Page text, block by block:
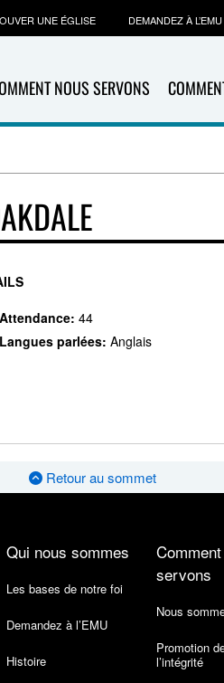
NOUS SERVONS
UNE ÉGLISE DEMANDEZ À L’EMU
Attendance: 44
Langues parlées: Anglais
Retour au sommet
Qui nous sommes
Les bases de notre foi
Demandez à l’EMU
Histoire
servons
Nous
Promotion
l’intégrité